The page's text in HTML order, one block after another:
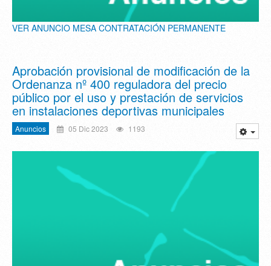
VER ANUNCIO MESA CONTRATACIÓN PERMANENTE
Aprobación provisional de modificación de la
Ordenanza nº 400 reguladora del precio
público por el uso y prestación de servicios
en instalaciones deportivas municipales
Anuncios 05 Dic 2023 1193